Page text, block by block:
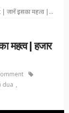
| हजार रातों से बेहतर रात
| हजार
dua